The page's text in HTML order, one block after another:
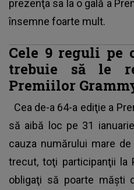
prezenţa sa la o gală a
însemne foarte mult.
Cele 9 reguli pe
trebuie să le
Premiilor
Cea de-a 64-a ediţie a
să aibă loc pe 31
cauza numărului mare
trecut, toţi participanţii la
obligaţi să poarte măşti